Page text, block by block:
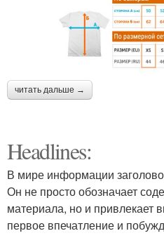
читать дальше →
Headlines:
В мире информации
Он не просто обозначает
материала, но и привлекает
первое впечатление и